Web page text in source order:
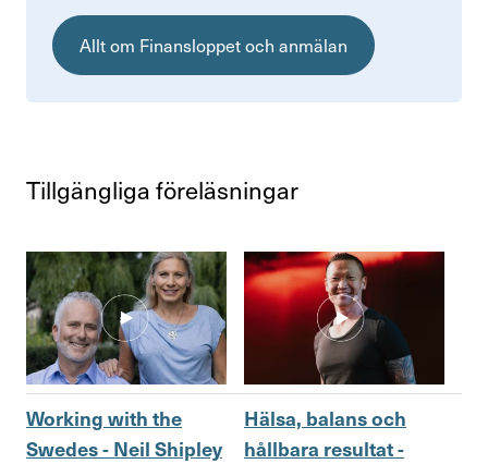
Press & opinion
Förtroendevald
Logga in
Allt om Finansloppet och anmälan
Till­gäng­liga före­läs­ningar
Working with the
Swedes - Neil Shipley
Hälsa, balans och
håll­bara resultat -